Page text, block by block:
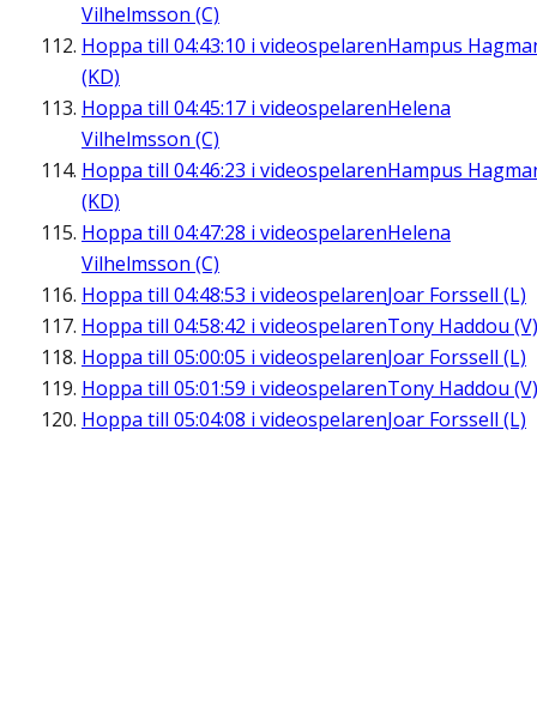
Vilhelmsson (C)
Hoppa till 04:43:10 i videospelarenHampus
(KD)
Hoppa till 04:45:17 i videospelarenHelena
Vilhelmsson (C)
Hoppa till 04:46:23 i videospelarenHampus
(KD)
Hoppa till 04:47:28 i videospelarenHelena
Vilhelmsson (C)
Hoppa till 04:48:53 i videospelarenJoar Forssell (L)
Hoppa till 04:58:42 i videospelarenTony Haddou (V)
Hoppa till 05:00:05 i videospelarenJoar Forssell (L)
Hoppa till 05:01:59 i videospelarenTony Haddou (V)
Hoppa till 05:04:08 i videospelarenJoar Forssell (L)